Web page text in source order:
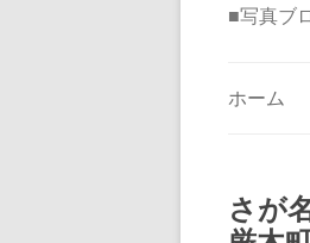
■写真ブ
ホーム
さが